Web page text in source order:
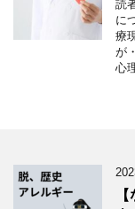
読
に
療
が
心